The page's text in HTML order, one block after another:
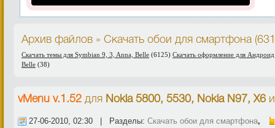
Архив файлов » Скачать обои для смартфона
Скачать темы для Symbian 9, 3, Anna, Belle (6125) Скачать оформление для Андроид
Belle (38)
vMenu v.1.52 для Nokia 5800, 5530, Nokia N97, X6
27-06-2010, 02:30 | Разделы: Скачать обои для смартфона,